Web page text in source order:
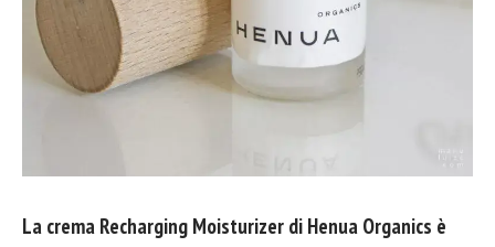
La crema Recharging Moisturizer di Henua Organics è